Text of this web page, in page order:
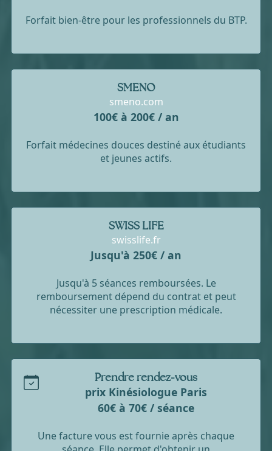
Forfait bien-être pour les professionnels du BTP.
SMENO
smeno.com
100€ à 200€ / an
Forfait médecines douces destiné aux étudiants
et jeunes actifs.
SWISS LIFE
swisslife.fr
Jusqu'à 250€ / an
Jusqu'à 5 séances remboursées. Le
remboursement dépend du contrat et peut
nécessiter une prescription médicale.
Prendre rendez-vous
prix Kinésiologue Paris
60€ à 70€ / séance
Une facture vous est fournie après chaque